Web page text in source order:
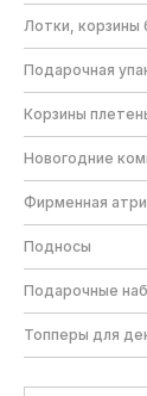
Лотки, корзины
Подарочная
Корзины
Новогодние
Фирменная
Подносы
Подарочные
Топперы для